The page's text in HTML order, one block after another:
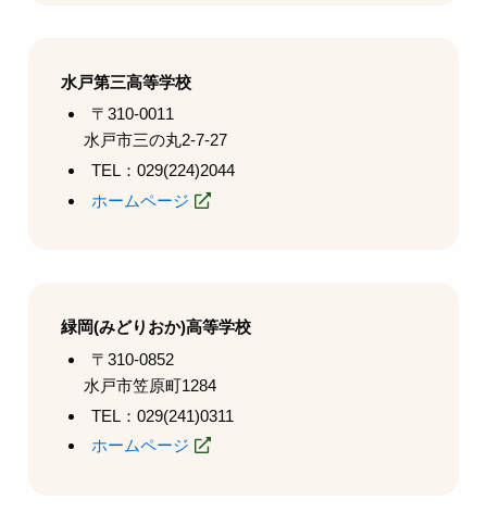
水戸第三高等学校
〒310-0011
水戸市三の丸2-7-27
TEL：029(224)2044
ホームページ
緑岡(みどりおか)高等学校
〒310-0852
水戸市笠原町1284
TEL：029(241)0311
ホームページ